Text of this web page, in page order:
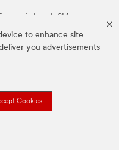
to enhance site
you advertisements
Cookies
propriedade da 3M.